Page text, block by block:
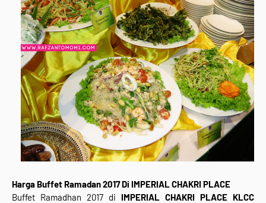
Harga Buffet Ramadan 2017 Di IMPERIAL CHAKRI PLACE
Buffet Ramadhan 2017 di IMPERIAL CHAKRI PLACE KLCC